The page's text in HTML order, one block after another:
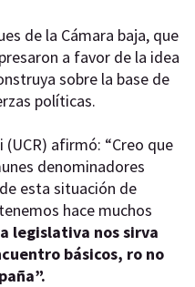
de la Cámara baja, que
a favor de la idea
sobre la base de
políticas.
afirmó: “Creo que
denominadores
esta situación de
hace muchos
legislativa nos sirva
básicos, ro no